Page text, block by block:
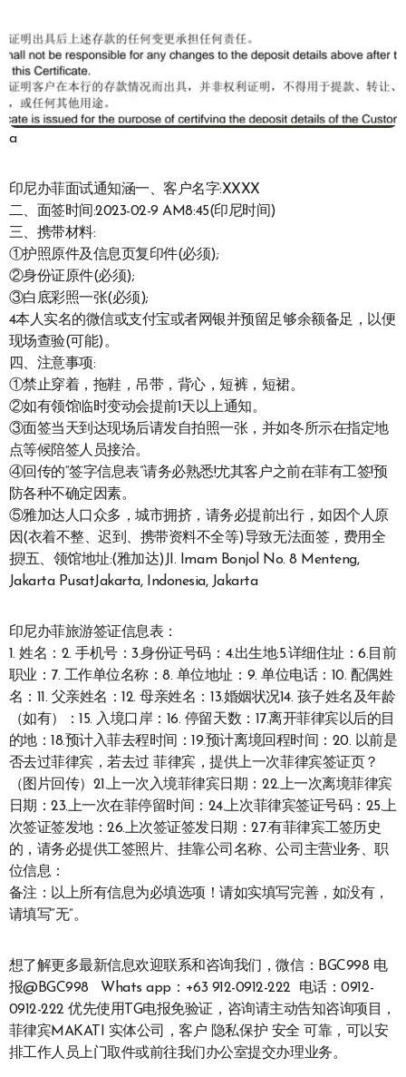
a
印尼办菲面试通知涵一、客户名字:XXXX
二、面签时间:2023-02-9 AM8:45(印尼时间)
三、携带材料:
①护照原件及信息页复印件(必须);
②身份证原件(必须);
③白底彩照一张(必须);
4本人实名的微信或支付宝或者网银并预留足够余额备足，以便
现场查验(可能)。
四、注意事项:
①禁止穿着，拖鞋，吊带，背心，短裤，短裙。
②如有领馆临时变动会提前1天以上通知。
③面签当天到达现场后请发自拍照一张，并如冬所示在指定地
点等候陪签人员接洽。
④回传的“签字信息表”请务必熟悉!尤其客户之前在菲有工签!预
防各种不确定因素。
⑤雅加达人口众多，城市拥挤，请务必提前出行，如因个人原
因(衣着不整、迟到、携带资料不全等)导致无法面签，费用全
损!五、领馆地址:(雅加达)JI. Imam Bonjol No. 8 Menteng,
Jakarta PusatJakarta, Indonesia, Jakarta
印尼办菲旅游签证信息表：
1. 姓名：2. 手机号：3.身份证号码：4.出生地:5.详细住址：6.目前
职业：7. 工作单位名称：8. 单位地址：9. 单位电话：10. 配偶姓
名：11. 父亲姓名：12. 母亲姓名：13.婚姻状况14. 孩子姓名及年龄
（如有）：15. 入境口岸：16. 停留天数：17.离开菲律宾以后的目
的地：18.预计入菲去程时间：19.预计离境回程时间：20. 以前是
否去过菲律宾，若去过 菲律宾，提供上一次菲律宾签证页？
（图片回传）21.上一次入境菲律宾日期：22.上一次离境菲律宾
日期：23.上一次在菲停留时间：24.上次菲律宾签证号码：25.上
次签证签发地：26.上次签证签发日期：27.有菲律宾工签历史
的，请务必提供工签照片、挂靠公司名称、公司主营业务、职
位信息：
备注：以上所有信息为必填选项！请如实填写完善，如没有，
请填写“无”。
想了解更多最新信息欢迎联系和咨询我们，微信：BGC998 电
报@BGC998 Whats app：+63 912-0912-222 电话：0912-
0912-222 优先使用TG电报免验证，咨询请主动告知咨询项目，
菲律宾MAKATI 实体公司，客户 隐私保护 安全 可靠，可以安
排工作人员上门取件或前往我们办公室提交办理业务。